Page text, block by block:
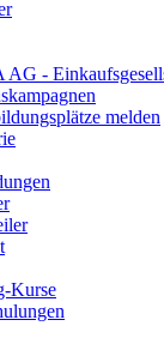
-
melden
Kurse